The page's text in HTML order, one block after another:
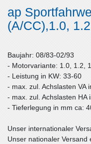
ap
(A/CC),1.0,
Baujahr: 08/83-02/93
- Motorvariante: 1.0, 1.2,
- Leistung in KW: 33-60
- max. zul. Achslasten VA
- max. zul. Achslasten HA
- Tieferlegung in mm ca:
Unser internationaler
Unser nationaler